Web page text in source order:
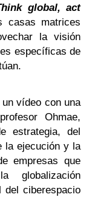
global, act
casas matrices
la visión
específicas de
vídeo con una
Ohmae,
estrategia, del
la ejecución y la
empresas que
globalización
del ciberespacio